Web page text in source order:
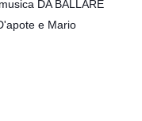
DA BALLARE
e Mario